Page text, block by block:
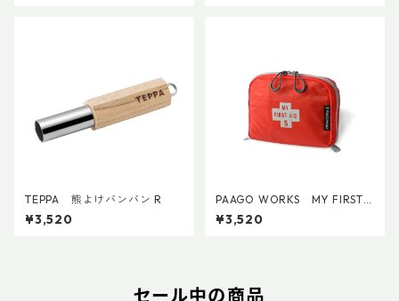
TEPPA 熊よけバンバン R
¥3,520
PAAGO WORKS MY FIRST
AID S
¥3,520
セール中の商品